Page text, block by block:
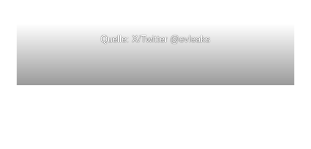
Quelle: X/Twitter @evleaks